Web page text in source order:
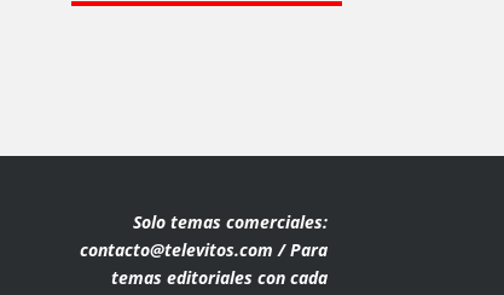
Solo temas comerciales:
contacto@televitos.com / Para
temas editoriales con cada